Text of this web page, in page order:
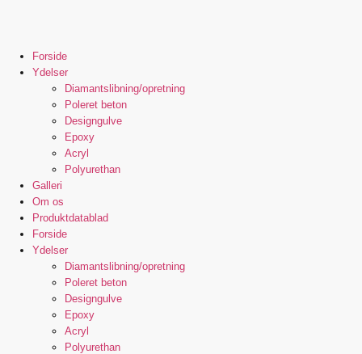
Forside
Ydelser
Diamantslibning/opretning
Poleret beton
Designgulve
Epoxy
Acryl
Polyurethan
Galleri
Om os
Produktdatablad
Forside
Ydelser
Diamantslibning/opretning
Poleret beton
Designgulve
Epoxy
Acryl
Polyurethan